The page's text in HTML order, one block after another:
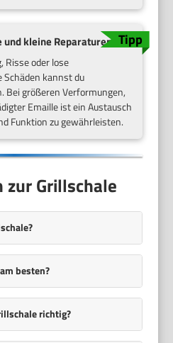
kleine Reparaturen
Risse oder lose
Schäden kannst du
Bei größeren Verformungen,
Emaille ist ein Austausch
Funktion zu gewährleisten.
zur Grillschale
besten?
richtig?